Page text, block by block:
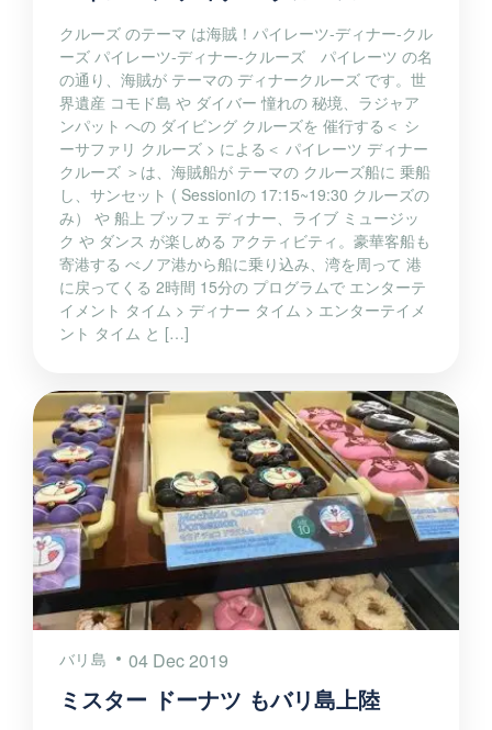
クルーズ のテーマ は海賊！パイレーツ-ディナー-クル
ーズ パイレーツ-ディナー-クルーズ パイレーツ の名
の通り、海賊が テーマの ディナークルーズ です。世
界遺産 コモド島 や ダイバー 憧れの 秘境、ラジャア
ンパット への ダイビング クルーズを 催行する＜ シ
ーサファリ クルーズ > による＜ パイレーツ ディナー
クルーズ ＞は、海賊船が テーマの クルーズ船に 乗船
し、サンセット ( SessionⅠの 17:15~19:30 クルーズの
み） や 船上 ブッフェ ディナー、ライブ ミュージッ
ク や ダンス が楽しめる アクティビティ。豪華客船も
寄港する べノア港から船に乗り込み、湾を周って 港
に戻ってくる 2時間 15分の プログラムで エンターテ
イメント タイム > ディナー タイム > エンターテイメ
ント タイム と […]
バリ島 04 Dec 2019
ミスター ドーナツ もバリ島上陸